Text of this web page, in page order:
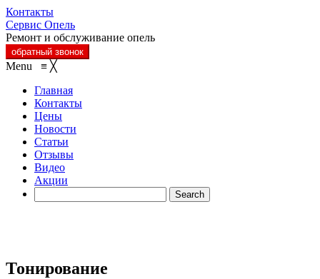
Контакты
Сервис Опель
Ремонт и обслуживание опель
обратный звонок
Menu ≡ ╳
Главная
Контакты
Цены
Новости
Статьи
Отзывы
Видео
Акции
Тонирование